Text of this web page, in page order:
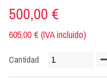
500,00 €
605,00 € (IVA incluido)
Cantidad